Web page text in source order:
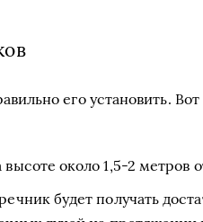
его установить.
около 1,5-2 метров
будет получать